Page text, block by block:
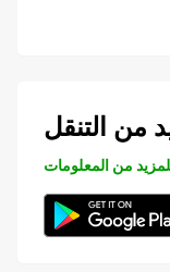
من التنقل
من المعلومات